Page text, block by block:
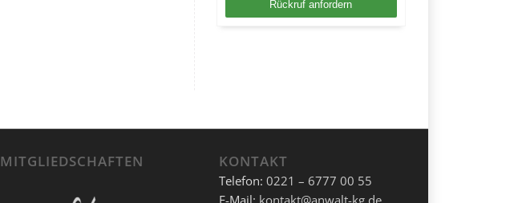
MITGLIEDSCHAFTEN KONTAKT
Telefon: 0221 – 6777 00 55
E-Mail: kontakt@anwalt-kg.de